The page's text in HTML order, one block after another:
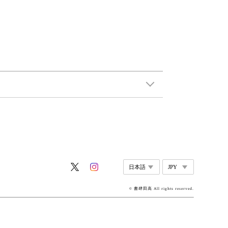
© 書肆田高 All rights reserved.